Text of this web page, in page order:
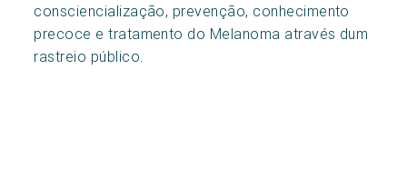
consciencialização, prevenção, conhecimento
precoce e tratamento do Melanoma através dum
rastreio público.